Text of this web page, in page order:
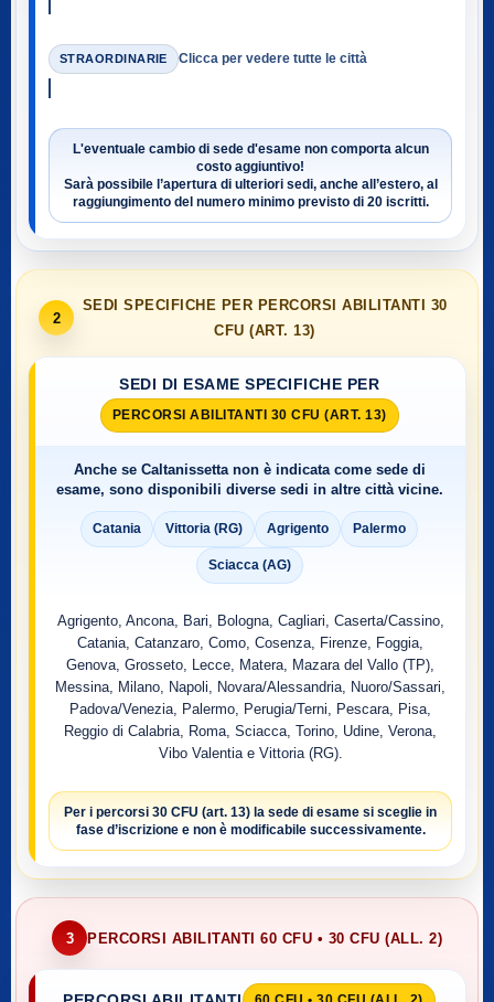
STRAORDINARIE Clicca per vedere tutte le città
L'eventuale cambio di sede d'esame non comporta alcun
costo aggiuntivo!
Sarà possibile l’apertura di ulteriori sedi, anche all’estero, al
raggiungimento del numero minimo previsto di 20 iscritti.
2
SEDI SPECIFICHE PER PERCORSI ABILITANTI 30
CFU (ART. 13)
SEDI DI ESAME SPECIFICHE PER
PERCORSI ABILITANTI 30 CFU (ART. 13)
Anche se Caltanissettanon è indicata come sede di
esame, sono disponibili diverse sedi in altre città vicine.
Catania Vittoria (RG) Agrigento Palermo
Sciacca (AG)
Agrigento, Ancona, Bari, Bologna, Cagliari, Caserta/Cassino,
Catania, Catanzaro, Como, Cosenza, Firenze, Foggia,
Genova, Grosseto, Lecce, Matera, Mazara del Vallo (TP),
Messina, Milano, Napoli, Novara/Alessandria, Nuoro/Sassari,
Padova/Venezia, Palermo, Perugia/Terni, Pescara, Pisa,
Reggio di Calabria, Roma, Sciacca, Torino, Udine, Verona,
Vibo Valentia e Vittoria (RG).
Per i percorsi 30 CFU (art. 13) la sede di esame si sceglie in
fase d’iscrizionee non è modificabile successivamente.
3 PERCORSI ABILITANTI 60 CFU • 30 CFU (ALL. 2)